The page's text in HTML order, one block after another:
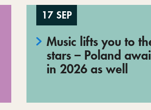
17 SEP
Music lifts you to
stars – Poland
in 2026 as well